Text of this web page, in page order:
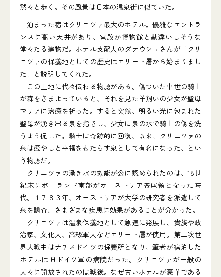
黙々と歩く。その風景は日本の温泉街に似ていた。
泊まった宿はクリニツァ最大のホテル。優雅なエントラ
ンスに高い天井があり、宮殿か博物館と勘違いしそうな
堂々たる建物だ。ホテル支配人のダテウシュさんが「クリ
ニツァの保養地としての歴史はエリート層から始まりまし
た」と説明してくれた。
この土地に代々伝わる物語がある。傷ついた中世の騎士
が森をさまよっていると、それを見た羊飼いの少女が聖母
マリアに治癒を祈った。すると突然、明るい光に包まれた
聖母が湧き出る泉を指さし、少女に泉の水で騎士の傷を洗
うよう促した。騎士は奇跡的に回復、以来、クリニツァの
泉は癒やしと幸福をもたらす泉として有名になった、とい
う物語だ。
クリニツァの湧き水の効能が公に認められたのは、18世
紀末にポーランド南部がオーストリア帝国領となった時
代。１７８３年、オーストリアが大学の研究者を派遣して
泉を調査、さまざまな疾患に効果があることが分かった。
クリニツァは温泉保養地として急速に発展し、貴族や政
治家、文化人、高級軍人などエリート層が使用。第二次世
界大戦中はナチスドイツの保養所となり、筆者が宿泊した
ホテルは旧ドイツ軍の病院だった。クリニツァが一般の
人々に開放されたのは戦後。なぜ古いホテルが豪華である